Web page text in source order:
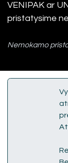
VENIPAK ar
pristatysime
Nemokamo